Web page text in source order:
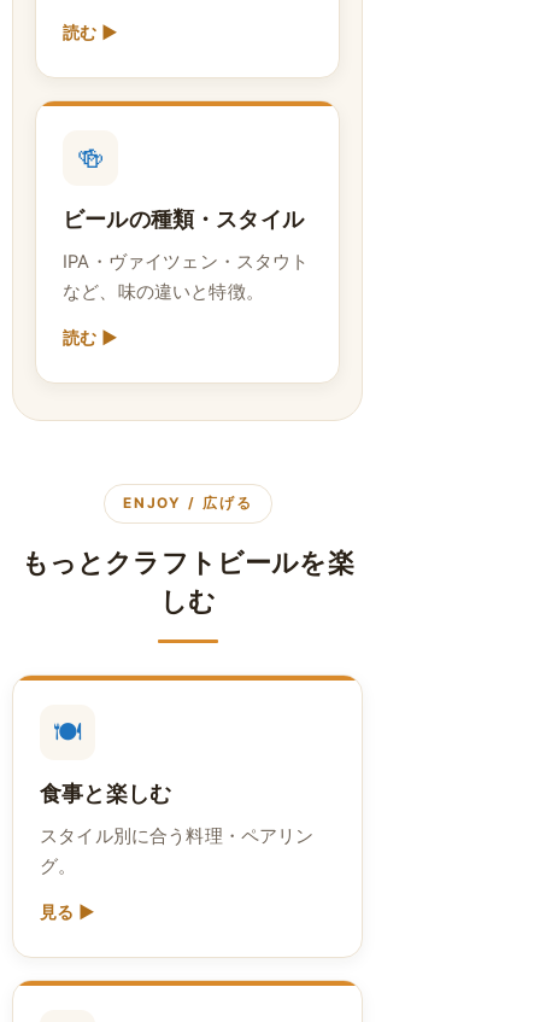
読む ▶
🍻
ビールの種類・スタイル
IPA・ヴァイツェン・スタウト
など、味の違いと特徴。
読む ▶
ENJOY / 広げる
もっとクラフトビールを楽
しむ
🍽️
食事と楽しむ
スタイル別に合う料理・ペアリン
グ。
見る ▶